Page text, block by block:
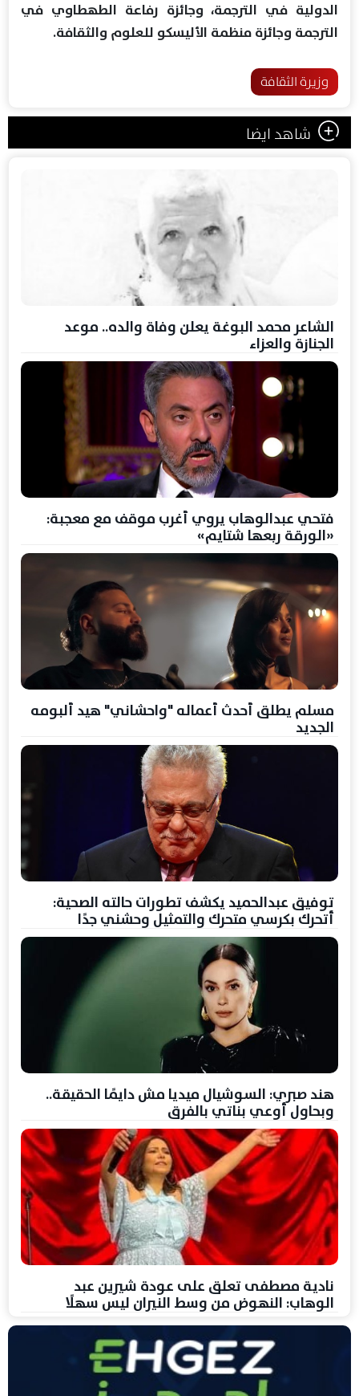
الدولية في الترجمة، وجائزة رفاعة ‏الطهطاوي في
الترجمة وجائزة منظمة الأليسكو للعلوم والثقافة.‏
وزيرة الثقافة
شاهد ايضا
الشاعر محمد البوغة يعلن وفاة والده.. موعد
الجنازة والعزاء
فتحي عبدالوهاب يروي أغرب موقف مع معجبة:
«الورقة ربعها شتايم»
مسلم يطلق أحدث أعماله "واحشاني" هيد ألبومه
الجديد
توفيق عبدالحميد يكشف تطورات حالته الصحية:
أتحرك بكرسي متحرك والتمثيل وحشني جدًا
هند صبري: السوشيال ميديا مش دايمًا الحقيقة..
وبحاول أوعي بناتي بالفرق
نادية مصطفى تعلق على عودة شيرين عبد
الوهاب: النهوض من وسط النيران ليس سهلًا